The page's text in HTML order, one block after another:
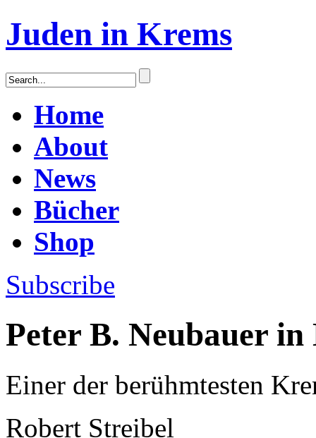
Juden in Krems
Home
About
News
Bücher
Shop
Subscribe
Peter B. Neubauer
Einer der berühmtesten
Robert Streibel